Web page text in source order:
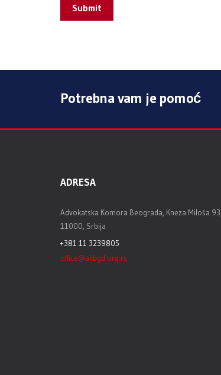
Submit
Potrebna vam je pomoć
ADRESA
Advokatska Komora Beograda, Kneza Miloša
11000, Srbija
+381 11 3239805
office@akbgd.org.rs